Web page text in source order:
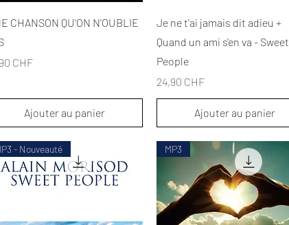
Aperçu rapide
CHANSON QU'ON N'OUBLIE
CHF
Ajouter au panier
Aperçu rapide
Je ne t'ai jamais dit adieu +
Quand un ami s'en va - Sweet
People
Prix
24,90 CHF
Ajouter au panier
- Nouveauté MP3